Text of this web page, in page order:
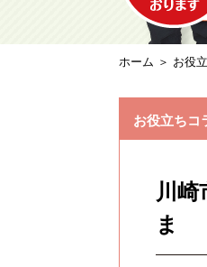
ホーム ＞ お役
お役立ちコ
川
ま